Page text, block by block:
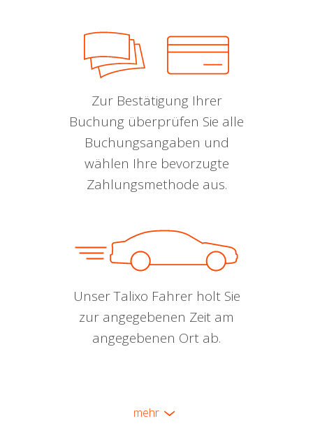
Zur Bestätigung Ihrer
Buchung überprüfen Sie alle
Buchungsangaben und
wählen Ihre bevorzugte
Zahlungsmethode aus.
Unser Talixo Fahrer holt Sie
zur angegebenen Zeit am
angegebenen Ort ab.
mehr